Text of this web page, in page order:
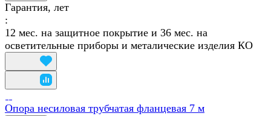
Гарантия, лет
:
12 мес. на защитное покрытие и 36 мес. на
осветительные приборы и металические изделия КО
Опора несиловая трубчатая фланцевая 7 м